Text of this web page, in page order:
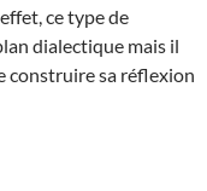
ce type de
dialectique mais il
construire sa réflexion